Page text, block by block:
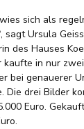
sich als
sagt Ursula
des Hauses
kaufte in nur
bei genauerer
Die drei Bilder
Euro.